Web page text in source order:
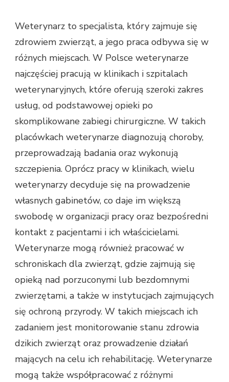
Weterynarz to specjalista, który zajmuje się
zdrowiem zwierząt, a jego praca odbywa się w
różnych miejscach. W Polsce weterynarze
najczęściej pracują w klinikach i szpitalach
weterynaryjnych, które oferują szeroki zakres
usług, od podstawowej opieki po
skomplikowane zabiegi chirurgiczne. W takich
placówkach weterynarze diagnozują choroby,
przeprowadzają badania oraz wykonują
szczepienia. Oprócz pracy w klinikach, wielu
weterynarzy decyduje się na prowadzenie
własnych gabinetów, co daje im większą
swobodę w organizacji pracy oraz bezpośredni
kontakt z pacjentami i ich właścicielami.
Weterynarze mogą również pracować w
schroniskach dla zwierząt, gdzie zajmują się
opieką nad porzuconymi lub bezdomnymi
zwierzętami, a także w instytucjach zajmujących
się ochroną przyrody. W takich miejscach ich
zadaniem jest monitorowanie stanu zdrowia
dzikich zwierząt oraz prowadzenie działań
mających na celu ich rehabilitację. Weterynarze
mogą także współpracować z różnymi